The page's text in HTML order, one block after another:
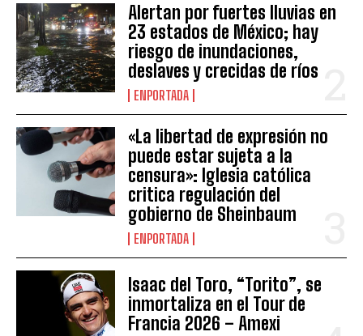
Alertan por fuertes lluvias en
23 estados de México; hay
riesgo de inundaciones,
deslaves y crecidas de ríos
ENPORTADA
«La libertad de expresión no
puede estar sujeta a la
censura»: Iglesia católica
critica regulación del
gobierno de Sheinbaum
ENPORTADA
Isaac del Toro, “Torito”, se
inmortaliza en el Tour de
Francia 2026 – Amexi